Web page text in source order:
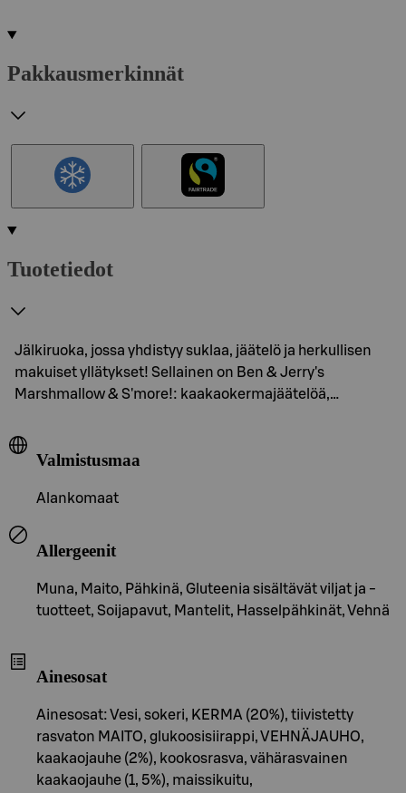
Pakkausmerkinnät
Tuotetiedot
Jälkiruoka, jossa yhdistyy suklaa, jäätelö ja herkullisen
makuiset yllätykset! Sellainen on Ben & Jerry's
Marshmallow & S'more!: kaakaokermajäätelöä,…
Valmistusmaa
Alankomaat
Allergeenit
Muna, Maito, Pähkinä, Gluteenia sisältävät viljat ja -
tuotteet, Soijapavut, Mantelit, Hasselpähkinät, Vehnä
Ainesosat
Ainesosat: Vesi, sokeri, KERMA (20%), tiivistetty
rasvaton MAITO, glukoosisiirappi, VEHNÄJAUHO,
kaakaojauhe (2%), kookosrasva, vähärasvainen
kaakaojauhe (1, 5%), maissikuitu,